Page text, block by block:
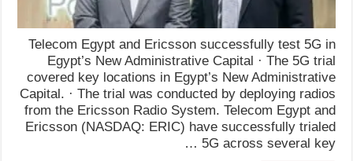
Telecom Egypt and Ericsson successfully test 5G in
Egypt’s New Administrative Capital · The 5G trial
covered key locations in Egypt’s New Administrative
Capital. · The trial was conducted by deploying radios
from the Ericsson Radio System. Telecom Egypt and
Ericsson (NASDAQ: ERIC) have successfully trialed
5G across several key …